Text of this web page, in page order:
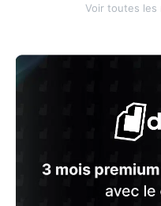
Voir toutes les